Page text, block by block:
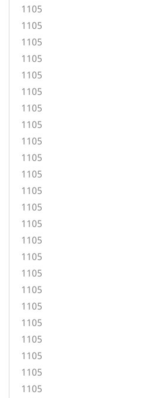
1105
1105
1105
1105
1105
1105
1105
1105
1105
1105
1105
1105
1105
1105
1105
1105
1105
1105
1105
1105
1105
1105
1105
1105